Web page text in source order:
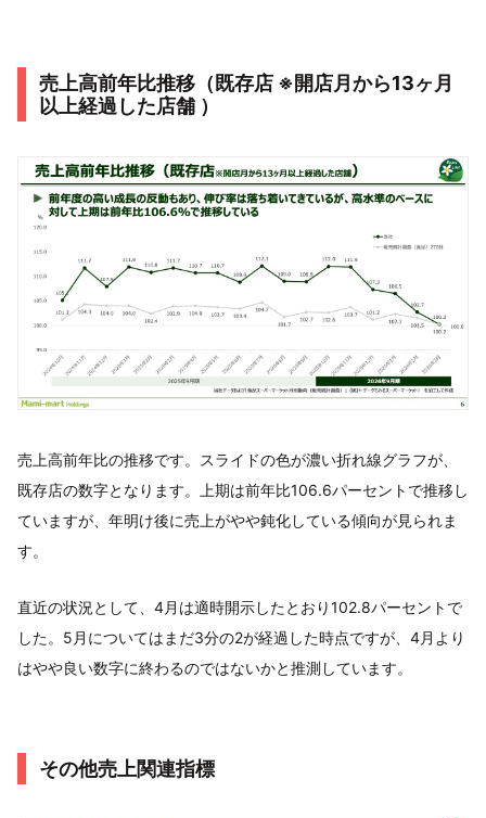
売上高前年比推移（既存店 ※開店月から13ヶ月
以上経過した店舗 ）
売上高前年比の推移です。スライドの色が濃い折れ線グラフが、
既存店の数字となります。上期は前年比106.6パーセントで推移し
ていますが、年明け後に売上がやや鈍化している傾向が見られま
す。
直近の状況として、4月は適時開示したとおり102.8パーセントで
した。5月についてはまだ3分の2が経過した時点ですが、4月より
はやや良い数字に終わるのではないかと推測しています。
その他売上関連指標